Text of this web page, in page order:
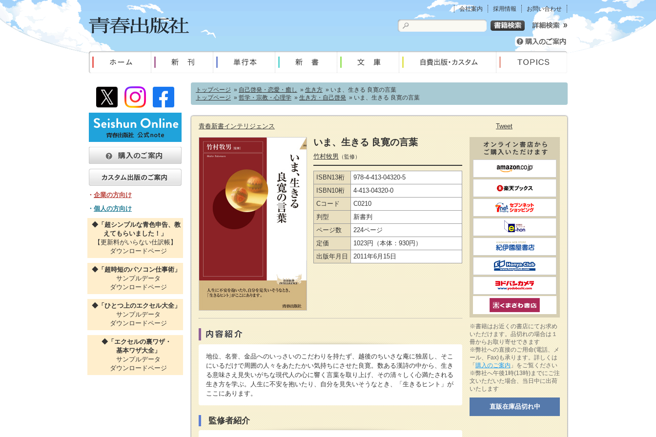
会社案内 採用情報 お問い合わせ
トップページ » 自己啓発・恋愛・癒し » 生き方 » いま、生きる 良寛の言葉
トップページ » 哲学・宗教・心理学 » 生き方・自己啓発 » いま、生きる 良寛の言葉
青春新書インテリジェンス Tweet
いま、生きる 良寛の言葉
竹村牧男 （監修）
ISBN13桁
978-4-413-04320-5
ISBN10桁
4-413-04320-0
Cコード
C0210
判型
新書判
ページ数
224ページ
定価
1023円
（本体：930円）
出版年月日
2011年6月15日
地位、名誉、金品へのいっさいのこだわりを持たず、越後のちいさな庵に独居し、そこ
にいるだけで周囲の人々をあたたかい気持ちにさせた良寛。数ある漢詩の中から、生き
る意味さえ見失いがちな現代人の心に響く言葉を取り上げ、その清々しく心満たされる
生き方を学ぶ。人生に不安を抱いたり、自分を見失いそうなとき、「生きるヒント」が
ここにあります。
監修者紹介
※書籍はお近くの書店にてお求め
いただけます。品切れの場合は１
冊からお取り寄せできます
※弊社への直接のご用命(電話、メ
ール、Fax)も承ります。詳しくは
「 購入のご案内 」をご覧ください
※弊社へ午後1時(13時)までにご注
文いただいた場合、当日中に出荷
いたします
直販在庫品切れ中
・ 企業の方向け
・ 個人の方向け
◆「超シンプルな青色申告、教
えてもらいました！」
【更新料がいらない仕訳帳】
ダウンロードページ
◆「超時短のパソコン仕事術」
サンプルデータ
ダウンロードページ
◆「ひとつ上のエクセル大全」
サンプルデータ
ダウンロードページ
◆「エクセルの裏ワザ・
基本ワザ大全」
サンプルデータ
ダウンロードページ